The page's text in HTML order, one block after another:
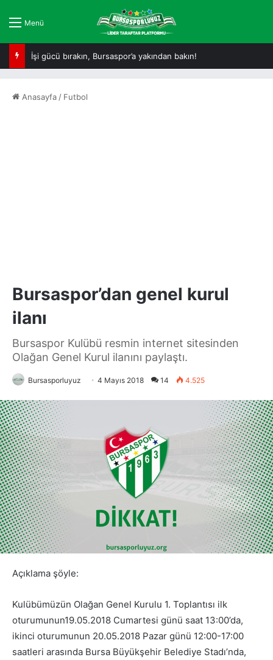
Menü
İşi gücü bırakın, Bursaspor’a yakından bakın!
Anasayfa / Futbol
Bursaspor’dan genel kurul
ilanı
Bursaspor Kulübü resmin internet sitesinden
Olağan Genel Kurul ilanını paylaştı.
Bursasporluyuz 4 Mayıs 2018 14 4.525
Açıklama şöyle:
Kulübümüzün Olağan Genel Kurulu 1. Toplantısı ilk
oturumunun19.05.2018 Cumartesi günü saat 13:00’da,
ikinci oturumunun 20.05.2018 Pazar günü 12:00-17:00
saatleri arasında Bursa Büyükşehir Belediye Stadı’nda,